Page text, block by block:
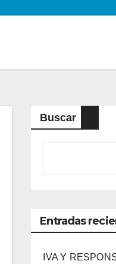
Buscar
Entradas
IVA Y